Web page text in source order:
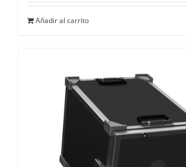
Añadir al carrito